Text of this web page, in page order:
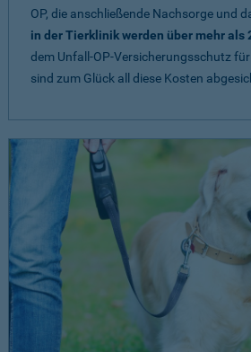
OP, die anschließende Nachsorge und
in der Tierklinik werden über mehr als
dem Unfall-OP-Versicherungsschutz
sind zum Glück all diese Kosten